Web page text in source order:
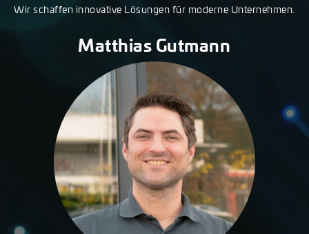
Wir schaffen innovative Lösungen für moderne Unternehmen.
Matthias Gutmann